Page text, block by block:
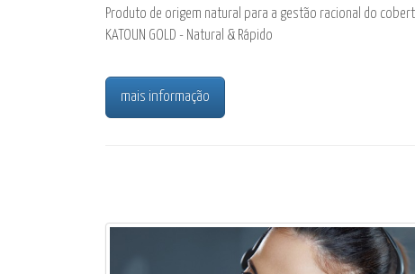
Produto de origem natural para a gestão racional do
KATOUN GOLD - Natural & Rápido
mais informação